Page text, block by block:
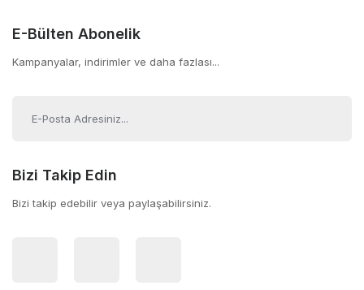
E-Bülten Abonelik
Kampanyalar, indirimler ve daha fazlası...
Bizi Takip Edin
Bizi takip edebilir veya paylaşabilirsiniz.